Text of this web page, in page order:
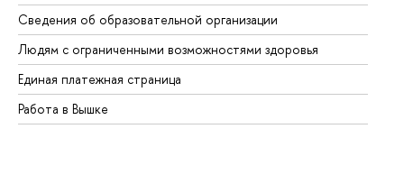
Сведения об образовательной организации
Людям с ограниченными возможностями здоровья
Единая платежная страница
Работа в Вышке